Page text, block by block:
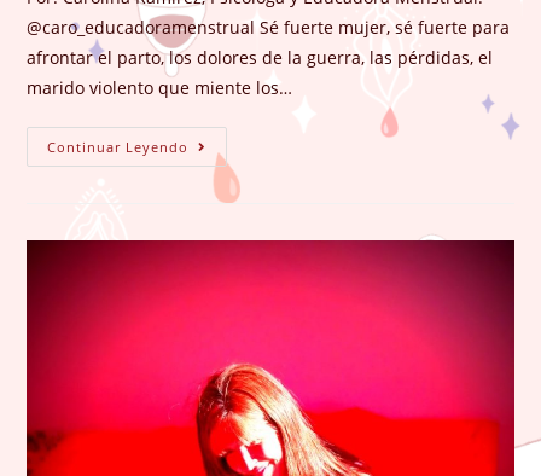
entrada:
@caro_educadoramenstrual Sé fuerte mujer, sé fuerte para
afrontar el parto, los dolores de la guerra, las pérdidas, el
marido violento que miente los…
Continuar Leyendo ¡A
La
Mierda
Yo
Soy
Mujer